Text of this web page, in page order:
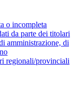
o incompleta
da parte dei titolari
amministrazione, di
regionali/provinciali